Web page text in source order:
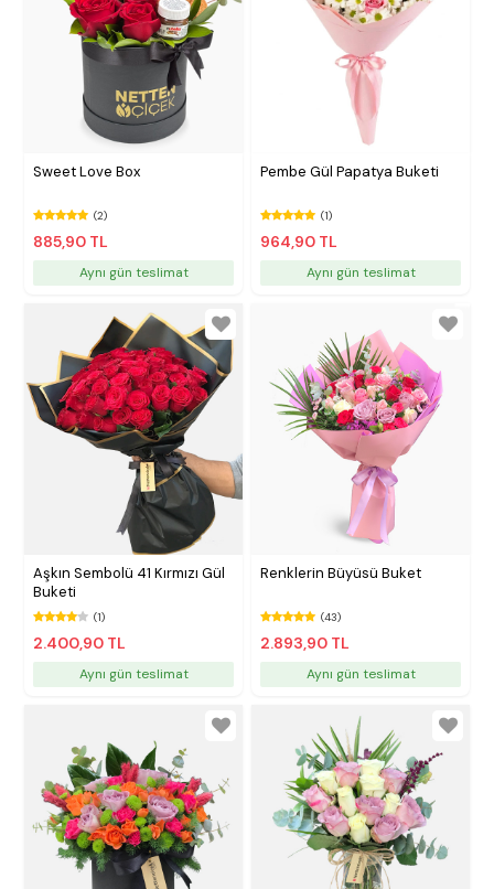
Sweet Love Box
(2)
885,90 TL
Aynı gün teslimat
Pembe Gül Papatya Buketi
(1)
964,90 TL
Aynı gün teslimat
Aşkın Sembolü 41 Kırmızı Gül
Buketi
(1)
2.400,90 TL
Aynı gün teslimat
Renklerin Büyüsü Buket
(43)
2.893,90 TL
Aynı gün teslimat